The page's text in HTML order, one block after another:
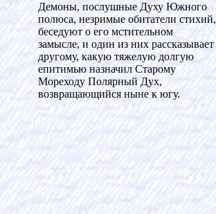
Демоны, послушные Духу Южного
полюса, незримые обитатели стихий,
беседуют о его мстительном
замысле, и один из них рассказывает
другому, какую тяжелую долгую
епитимью назначил Старому
Мореходу Полярный Дух,
возвращающийся ныне к югу.